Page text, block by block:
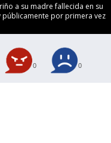
a su madre fallecida en su
por primera vez
0 0